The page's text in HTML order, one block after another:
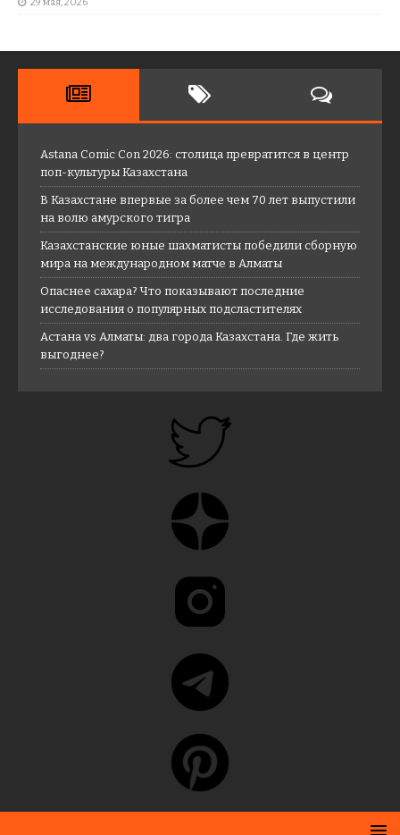
Astana Comic Con 2026: столица превратится в центр
поп-культуры Казахстана
В Казахстане впервые за более чем 70 лет выпустили
на волю амурского тигра
Казахстанские юные шахматисты победили сборную
мира на международном матче в Алматы
Опаснее сахара? Что показывают последние
исследования о популярных подсластителях
Астана vs Алматы: два города Казахстана. Где жить
выгоднее?